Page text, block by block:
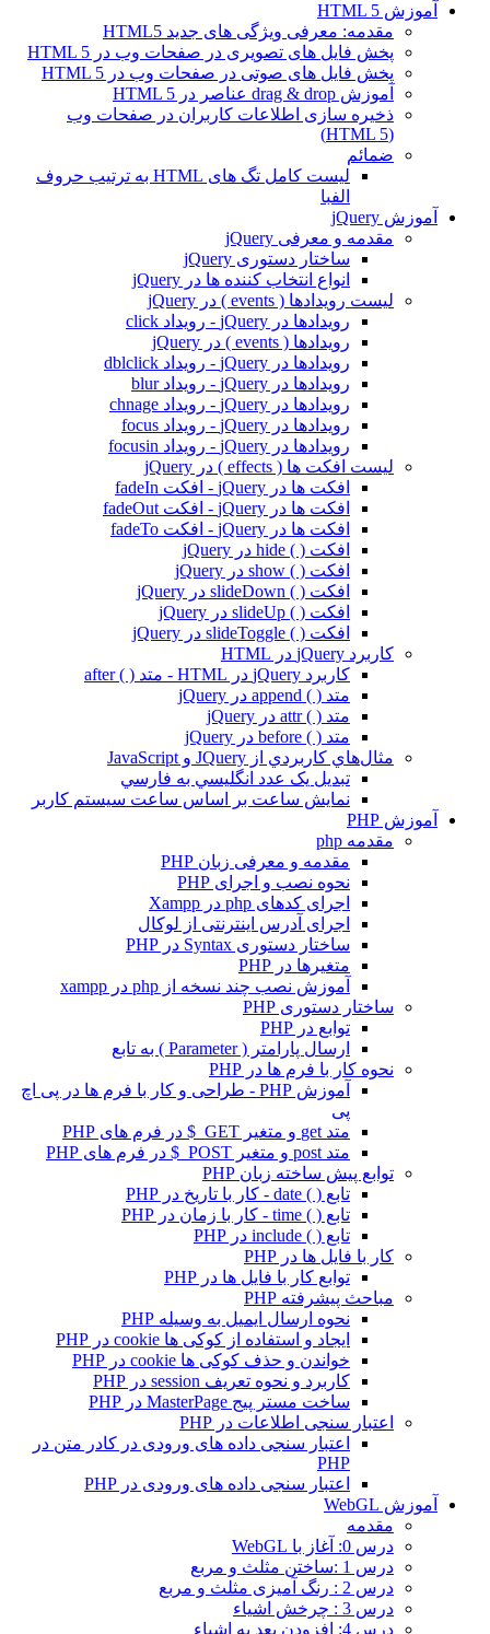
آموزش HTML 5
مقدمه: معرفی ویژگی های جدید HTML5
پخش فایل های تصویری در صفحات وب در HTML 5
پخش فایل های صوتی در صفحات وب در HTML 5
آموزش drag & drop عناصر در HTML 5
ذخیره سازی اطلاعات کاربران در صفحات وب
(HTML 5)
ضمائم
لیست کامل تگ های HTML به ترتيب حروف
الفبا
آموزش jQuery
مقدمه و معرفی jQuery
ساختار دستوری jQuery
انواع انتخاب کننده ها در jQuery
لیست رویدادها ( events ) در jQuery
رویدادها در jQuery - رویداد click
رویدادها ( events ) در jQuery
رویدادها در jQuery - رویداد dblclick
رویدادها در jQuery - رویداد blur
رویدادها در jQuery - رویداد chnage
رویدادها در jQuery - رویداد focus
رویدادها در jQuery - رویداد focusin
لیست افکت ها ( effects ) در jQuery
افکت ها در jQuery - افکت fadeIn
افکت ها در jQuery - افکت fadeOut
افکت ها در jQuery - افکت fadeTo
افکت ( ) hide در jQuery
افکت ( ) show در jQuery
افکت ( ) slideDown در jQuery
افکت ( ) slideUp در jQuery
افکت ( ) slideToggle در jQuery
کاربرد jQuery در HTML
کاربرد jQuery در HTML - متد ( ) after
متد ( ) append در jQuery
متد ( ) attr در jQuery
متد ( ) before در jQuery
مثال‌هاي کاربردي از JQuery و JavaScript
تبديل يک عدد انگليسي به فارسي
نمايش ساعت بر اساس ساعت سيستم کاربر
آموزش PHP
مقدمه php
مقدمه و معرفی زبان PHP
نحوه نصب و اجرای PHP
اجرای کدهای php در Xampp
اجرای آدرس اینترنتی از لوکال
ساختار دستوری Syntax در PHP
متغیرها در PHP
آموزش نصب چند نسخه از php در xampp
ساختار دستوری PHP
توابع در PHP
ارسال پارامتر ( Parameter ) به تابع
نحوه کار با فرم ها در PHP
آموزش PHP - طراحی و کار با فرم ها در پی اچ
پی
متد get و متغیر GET_$ در فرم های PHP
متد post و متغیر POST_$ در فرم های PHP
توابع پیش ساخته زبان PHP
تابع ( ) date - کار با تاریخ در PHP
تابع ( ) time - کار با زمان در PHP
تابع ( ) include در PHP
کار با فایل ها در PHP
توابع کار با فایل ها در PHP
مباحث پیشرفته PHP
نحوه ارسال ایمیل به وسیله PHP
ایجاد و استفاده از کوکی ها cookie در PHP
خواندن و حذف کوکی ها cookie در PHP
کاربرد و نحوه تعریف session در PHP
ساخت مستر پیج MasterPage در PHP
اعتبار سنجی اطلاعات در PHP
اعتبار سنجی داده های ورودی در کادر متن در
PHP
اعتبار سنجی داده های ورودی در PHP
آموزش WebGL
مقدمه
درس 0: آغاز با WebGL
درس 1 :ساختن مثلث و مربع
درس 2 : رنگ آمیزی مثلث و مربع
درس 3 : چرخش اشیاء
درس 4: افزودن بعد به اشیاء